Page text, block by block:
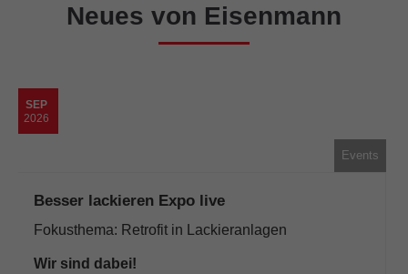
Neues von Eisenmann
SEP
2026
Events
Besser lackieren Expo live
Fokusthema: Retrofit in Lackieranlagen
Wir sind dabei!